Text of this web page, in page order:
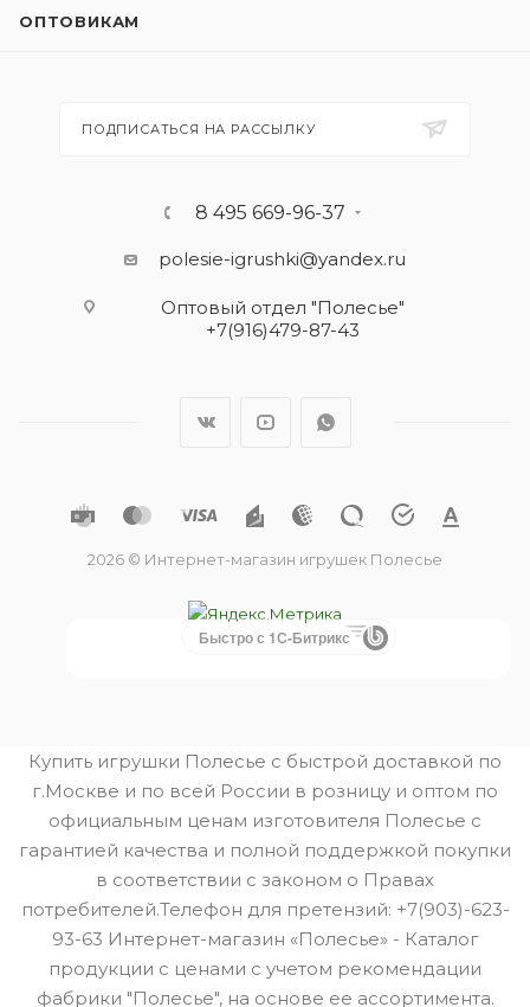
ОПТОВИКАМ
ПОДПИСАТЬСЯ НА РАССЫЛКУ
8 495 669-96-37
polesie-igrushki@yandex.ru
Оптовый отдел "Полесье"
+7(916)479-87-43
2026 © Интернет-магазин игрушек Полесье
Быстро с 1С-Битрикс
Купить игрушки Полесье с быстрой доставкой по
г.Москве и по всей России в розницу и оптом по
официальным ценам изготовителя Полесье с
гарантией качества и полной поддержкой покупки
в соответствии с законом о Правах
потребителей.Телефон для претензий: +7(903)-623-
93-63 Интернет-магазин «Полесье» - Каталог
продукции с ценами с учетом рекомендации
фабрики "Полесье", на основе ее ассортимента.